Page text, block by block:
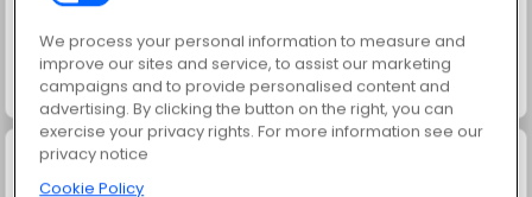
Solitaire FRVR Jewel Garden Story
We process your personal information to measure and
improve our sites and service, to assist our marketing
campaigns and to provide personalised content and
advertising. By clicking the button on the right, you can
exercise your privacy rights. For more information see our
privacy notice
Cookie Policy